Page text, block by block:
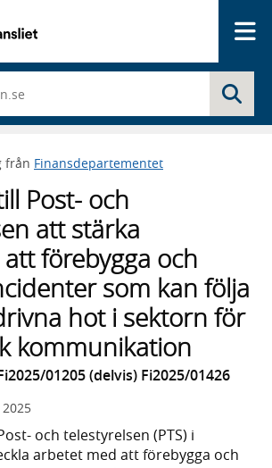
från Finansdepartementet
Post- och
att stärka
förebygga och
som kan följa
hot i sektorn för
kommunikation
01205 (delvis) Fi2025/01426
och telestyrelsen (PTS) i
arbetet med att förebygga och